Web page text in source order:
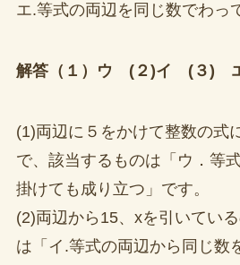
エ.等式の両辺を同じ数でわっ
解答（１）ウ (２)イ (３)
(1)両辺に５をかけて整数の式
で、該当するものは「ウ．等
掛けても成り立つ」です。
(2)両辺から15、xを引いてい
は「イ.等式の両辺から同じ数